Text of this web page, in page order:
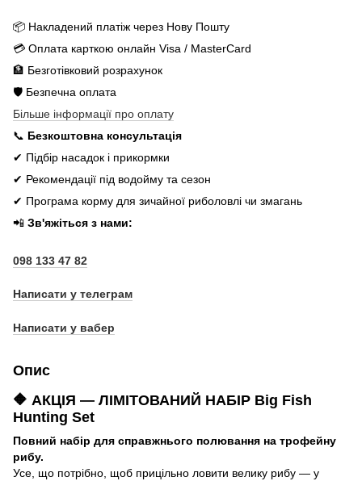
📦 Накладений платіж через Нову Пошту
💳 Оплата карткою онлайн Visa / MasterCard
🏦 Безготівковий розрахунок
🛡️ Безпечна оплата
Більше інформації про оплату
📞 Безкоштовна консультація
✔ Підбір насадок і прикормки
✔ Рекомендації під водойму та сезон
✔ Програма корму для зичайної риболовлі чи змагань
📲 Зв'яжіться з нами:
098 133 47 82
Написати у телеграм
Написати у вабер
Опис
🔶 АКЦІЯ — ЛІМІТОВАНИЙ НАБІР Big Fish
Hunting Set
Повний набір для справжнього полювання на трофейну
рибу.
Усе, що потрібно, щоб прицільно ловити велику рибу — у